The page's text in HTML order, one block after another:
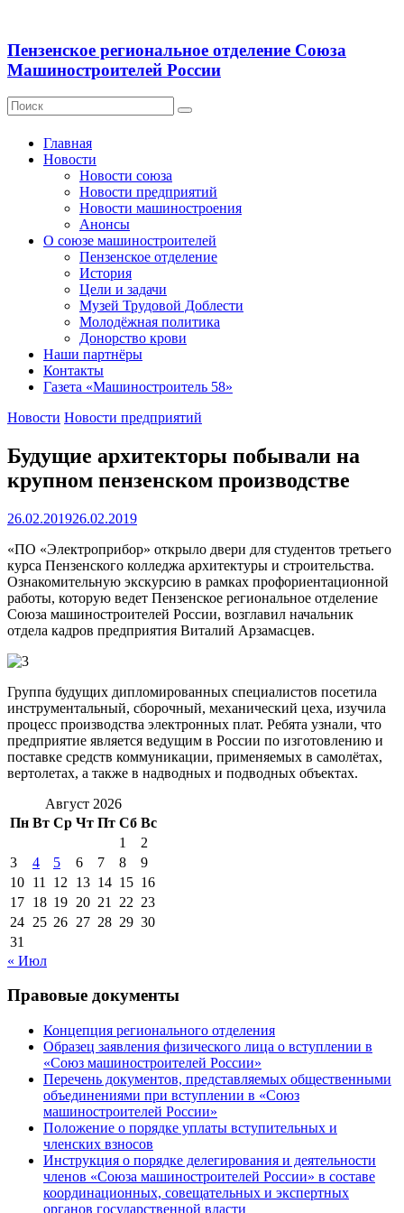
Пензенское региональное отделение Союза
Машиностроителей России
Главная
Новости
Новости союза
Новости предприятий
Новости машиностроения
Анонсы
О союзе машиностроителей
Пензенское отделение
История
Цели и задачи
Музей Трудовой Доблести
Молодёжная политика
Донорство крови
Наши партнёры
Контакты
Газета «Машиностроитель 58»
Новости Новости предприятий
Будущие архитекторы побывали на
крупном пензенском производстве
26.02.201926.02.2019
«ПО «Электроприбор» открыло двери для студентов третьего
курса Пензенского колледжа архитектуры и строительства.
Ознакомительную экскурсию в рамках профориентационной
работы, которую ведет Пензенское региональное отделение
Союза машиностроителей России, возглавил начальник
отдела кадров предприятия Виталий Арзамасцев.
Группа будущих дипломированных специалистов посетила
инструментальный, сборочный, механический цеха, изучила
процесс производства электронных плат. Ребята узнали, что
предприятие является ведущим в России по изготовлению и
поставке средств коммуникации, применяемых в самолётах,
вертолетах, а также в надводных и подводных объектах.
Август 2026
Пн Вт Ср Чт Пт Сб Вс
1
2
3
4 5 6 7 8
9
10 11 12 13 14 15 16
17 18 19 20 21 22 23
24 25 26 27 28 29 30
31
« Июл
Правовые документы
Концепция регионального отделения
Образец заявления физического лица о вступлении в
«Союз машиностроителей России»
Перечень документов, представляемых общественными
объединениями при вступлении в «Союз
машиностроителей России»
Положение о порядке уплаты вступительных и
членских взносов
Инструкция о порядке делегирования и деятельности
членов «Союза машиностроителей России» в составе
координационных, совещательных и экспертных
органов государственной власти